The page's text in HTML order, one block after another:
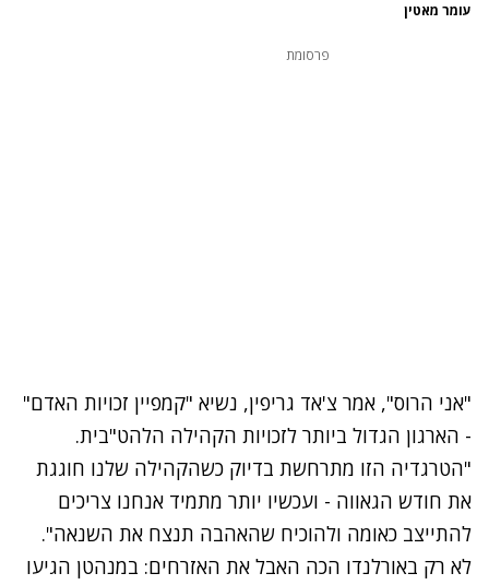
עומר מאטין
פרסומת
"אני הרוס", אמר צ'אד גריפין, נשיא "קמפיין זכויות האדם"
- הארגון הגדול ביותר לזכויות הקהילה הלהט"בית.
"הטרגדיה הזו מתרחשת בדיוק כשהקהילה שלנו חוגגת
את חודש הגאווה - ועכשיו יותר מתמיד אנחנו צריכים
להתייצב כאומה ולהוכיח שהאהבה תנצח את השנאה".
לא רק באורלנדו הכה האבל את האזרחים: במנהטן הגיעו